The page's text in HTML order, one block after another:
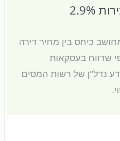
כיחס בין מחיר דירה
שדווח בעסקאות
נדל"ן של רשות המסים
.